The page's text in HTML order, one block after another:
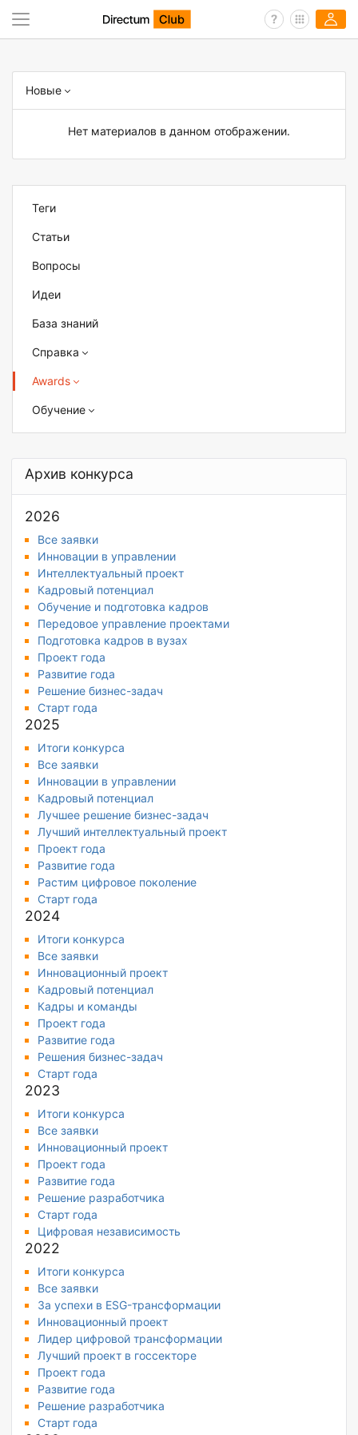
Новые
Нет материалов в данном отображении.
Теги
Статьи
Вопросы
Идеи
База знаний
Справка
Awards
Обучение
Архив конкурса
2026
Все заявки
Инновации в управлении
Интеллектуальный проект
Кадровый потенциал
Обучение и подготовка кадров
Передовое управление проектами
Подготовка кадров в вузах
Проект года
Развитие года
Решение бизнес-задач
Старт года
2025
Итоги конкурса
Все заявки
Инновации в управлении
Кадровый потенциал
Лучшее решение бизнес-задач
Лучший интеллектуальный проект
Проект года
Развитие года
Растим цифровое поколение
Старт года
2024
Итоги конкурса
Все заявки
Инновационный проект
Кадровый потенциал
Кадры и команды
Проект года
Развитие года
Решения бизнес-задач
Старт года
2023
Итоги конкурса
Все заявки
Инновационный проект
Проект года
Развитие года
Решение разработчика
Старт года
Цифровая независимость
2022
Итоги конкурса
Все заявки
За успехи в ESG-трансформации
Инновационный проект
Лидер цифровой трансформации
Лучший проект в госсекторе
Проект года
Развитие года
Решение разработчика
Старт года